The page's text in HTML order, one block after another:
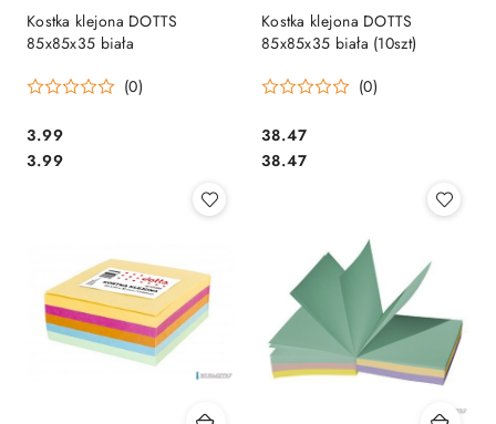
Kostka klejona DOTTS
85x85x35 biała
(0)
Cena:
3.99
Cena:
3.99
Kostka klejona DOTTS
85x85x35 biała (10szt)
(0)
Cena:
38.47
Cena:
38.47